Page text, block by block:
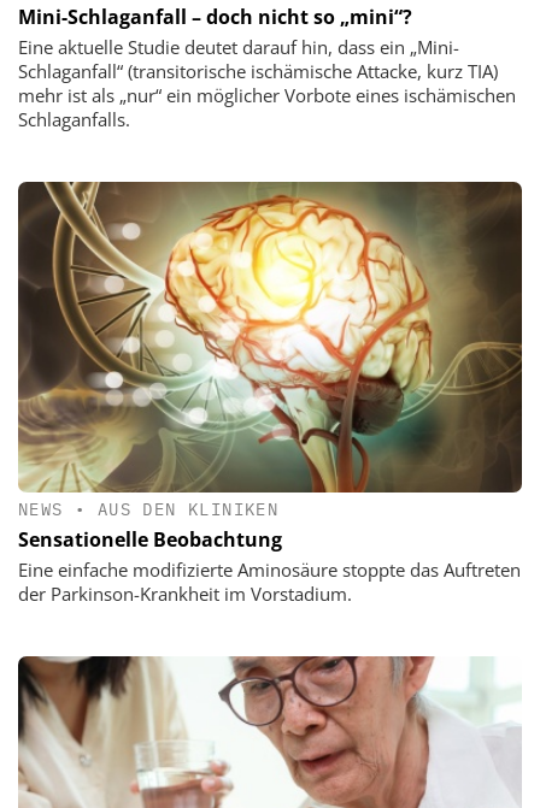
Mini-Schlaganfall – doch nicht so „mini“?
Eine aktuelle Studie deutet darauf hin, dass ein „Mini-
Schlaganfall“ (transitorische ischämische Attacke, kurz TIA)
mehr ist als „nur“ ein möglicher Vorbote eines ischämischen
Schlaganfalls.
NEWS • AUS DEN KLINIKEN
Sensationelle Beobachtung
Eine einfache modifizierte Aminosäure stoppte das Auftreten
der Parkinson-Krankheit im Vorstadium.